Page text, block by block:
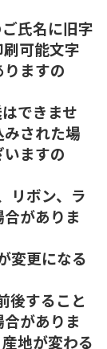
氏名に旧字
可能文字
ますの
できませ
された場
ますの
リボン、ラ
がありま
変更になる
後すること
がありま
地が変わる